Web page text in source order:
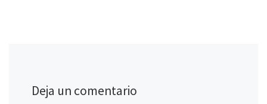
Deja un comentario